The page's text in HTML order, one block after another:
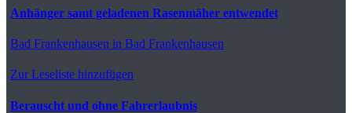
Anhänger samt geladenen Rasenmäher entwendet
Bad Frankenhausen in Bad Frankenhausen
Zur Leseliste hinzufügen
Berauscht und ohne Fahrerlaubnis